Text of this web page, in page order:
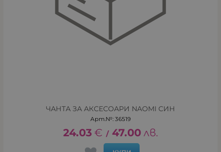
ЧАНТА ЗА АКСЕСОАРИ NAOMI СИН
Арт.№: 36519
24.03 € / 47.00 лв.